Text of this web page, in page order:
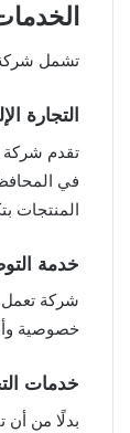
تشمل شركة
التجارة
تقدم شركة
في
المنتجات
خدمة
شركة
خصوصية
خدمات
بدلًا من